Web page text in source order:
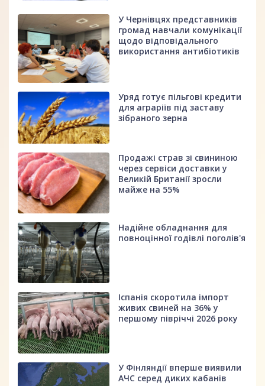
У Чернівцях представників
громад навчали комунікації
щодо відповідального
використання антибіотиків
Уряд готує пільгові кредити
для аграріїв під заставу
зібраного зерна
Продажі страв зі свининою
через сервіси доставки у
Великій Британії зросли
майже на 55%
Надійне обладнання для
повноцінної годівлі поголів'я
Іспанія скоротила імпорт
живих свиней на 36% у
першому півріччі 2026 року
У Фінляндії вперше виявили
АЧС серед диких кабанів